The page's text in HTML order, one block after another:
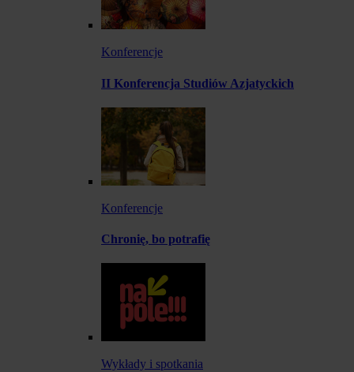
Konferencje
II Konferencja Studiów Azjatyckich
Konferencje
Chronię, bo potrafię
Wykłady i spotkania